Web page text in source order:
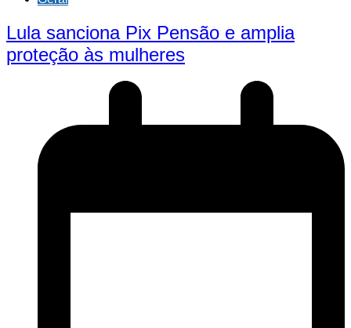
Lula sanciona Pix Pensão e amplia
proteção às mulheres